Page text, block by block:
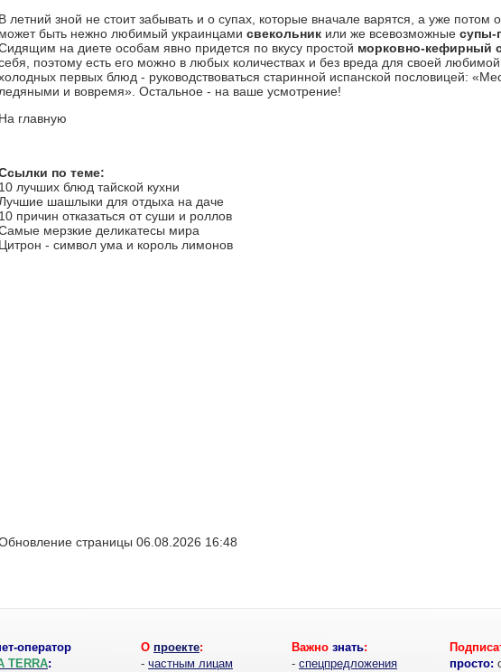
В летний зной не стоит забывать и о супах, которые вначале варятся, а уже потом
может быть нежно любимый украинцами свекольник или же всевозможные супы-
на диете особам явно придется по вкусу простой морковно-кефирный
поэтому есть его можно в любых количествах и без вреда для своей
первых блюд - руководствоваться старинной испанской пословицей:
ледяными и вовремя». Остальное - на ваше усмотрение!
На главную
по теме:
10 лучших блюд тайской кухни
Лучшие шашлыки для отдыха на даче
10 причин отказаться от суши и роллов
мерзкие деликатесы мира
Цитрон - символ ума и король лимонов
страницы 06.08.2026 16:48
оператор
TERRA:
О проекте:
- частным лицам
Важно знать:
- спецпредложения
просто: